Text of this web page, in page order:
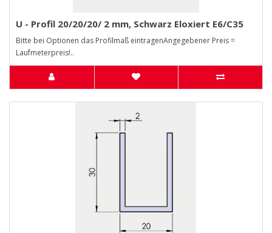
U - Profil 20/20/20/ 2 mm, Schwarz Eloxiert E6/C35
Bitte bei Optionen das Profilmaß eintragenAngegebener Preis =
Laufmeterpreis!..